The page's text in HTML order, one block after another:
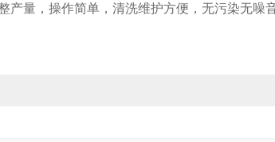
产量，操作简单，清洗维护方便，无污染无噪